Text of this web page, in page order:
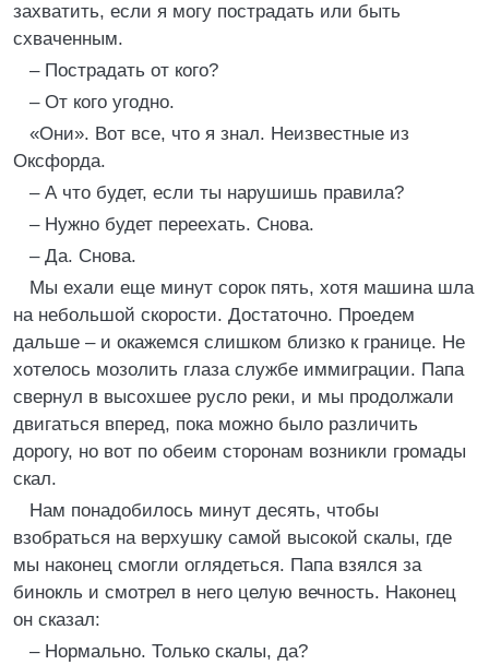
захватить, если я могу пострадать или быть
схваченным.
– Пострадать от кого?
– От кого угодно.
«Они». Вот все, что я знал. Неизвестные из
Оксфорда.
– А что будет, если ты нарушишь правила?
– Нужно будет переехать. Снова.
– Да. Снова.
Мы ехали еще минут сорок пять, хотя машина шла
на небольшой скорости. Достаточно. Проедем
дальше – и окажемся слишком близко к границе. Не
хотелось мозолить глаза службе иммиграции. Папа
свернул в высохшее русло реки, и мы продолжали
двигаться вперед, пока можно было различить
дорогу, но вот по обеим сторонам возникли громады
скал.
Нам понадобилось минут десять, чтобы
взобраться на верхушку самой высокой скалы, где
мы наконец смогли оглядеться. Папа взялся за
бинокль и смотрел в него целую вечность. Наконец
он сказал:
– Нормально. Только скалы, да?